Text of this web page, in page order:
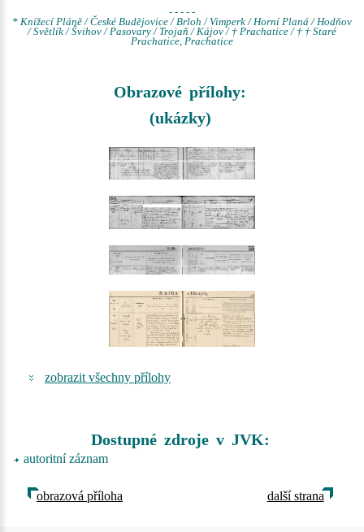
- - - - -
* Knížecí Pláně / České Budějovice / Brloh / Vimperk / Horní Planá / Hodňov
/ Světlík / Švihov / Pasovary / Trojaň / Kájov / † Prachatice / † † Staré
Prachatice, Prachatice
Obrazové přílohy:
(ukázky)
zobrazit všechny přílohy
Dostupné zdroje v JVK:
autoritní záznam
obrazová příloha další strana